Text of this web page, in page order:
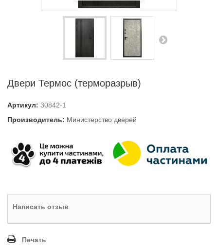
Двери Термос (терморазрыв)
Артикул: 30842-1
Производитель: Министерство дверей
Написать отзыв
Печать